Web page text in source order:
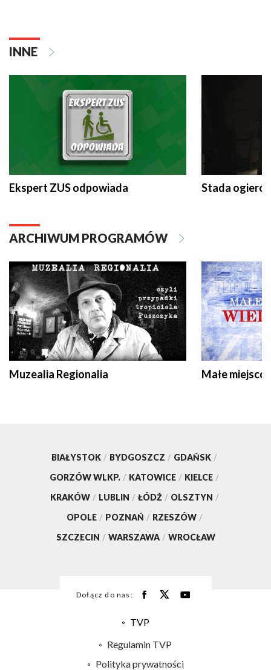
INNE
Ekspert ZUS odpowiada Stada
ARCHIWUM PROGRAMÓW
Muzealia Regionalia Małe
BIAŁYSTOK / BYDGOSZCZ / GDAŃSK /
GORZÓW WLKP. / KATOWICE / KIELCE /
KRAKÓW / LUBLIN / ŁÓDŹ / OLSZTYN /
OPOLE / POZNAŃ / RZESZÓW /
SZCZECIN / WARSZAWA / WROCŁAW
Dołącz do nas:
TVP
Regulamin TVP
Polityka prywatności